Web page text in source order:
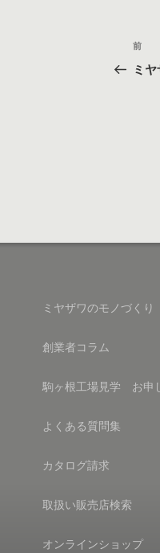
投
稿
過
去
前
ミ
ミヤザワのモノづくり
創業者コラム
駒ヶ根工場見学 お申
よくある質問集
カタログ請求
取扱い販売店検索
オンラインショップ